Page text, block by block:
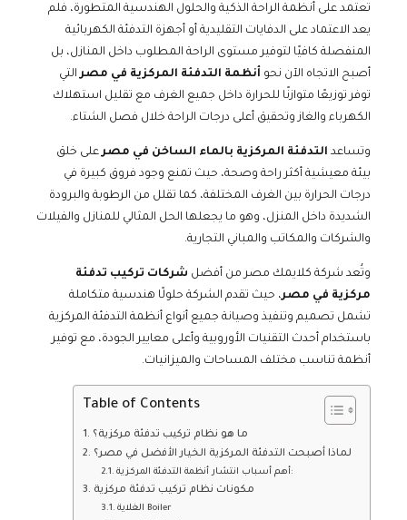
تعتمد على أنظمة الراحة الذكية والحلول الهندسية المتطورة، فلم
يعد الاعتماد على الدفايات التقليدية أو أجهزة التدفئة الكهربائية
المنفصلة كافيًا لتوفير مستوى الراحة المطلوب داخل المنازل، بل
أصبح الاتجاه الآن نحو أنظمة التدفئة المركزية في مصرالتي
توفر توزيعًا متوازنًا للحرارة داخل جميع الغرف مع تقليل استهلاك
الكهرباء والغاز وتحقيق أعلى درجات الراحة خلال فصل الشتاء.
وتساعد التدفئة المركزية بالماء الساخن في مصرعلى خلق
بيئة معيشية أكثر راحة وصحة، حيث تمنع وجود فروق كبيرة في
درجات الحرارة بين الغرف المختلفة، كما تقلل من الرطوبة والبرودة
الشديدة داخل المنزل، وهو ما يجعلها الحل المثالي للمنازل والفيلات
والشركات والمكاتب والمباني التجارية.
وتُعد شركة كلايمك مصر من أفضل شركات تركيب تدفئة
مركزية في مصر، حيث تقدم الشركة حلولًا هندسية متكاملة
تشمل تصميم وتنفيذ وصيانة جميع أنواع أنظمة التدفئة المركزية
باستخدام أحدث التقنيات الأوروبية وأعلى معايير الجودة، مع توفير
أنظمة تناسب مختلف المساحات والميزانيات.
Table of Contents
ما هو نظام تركيب تدفئة مركزية؟
لماذا أصبحت التدفئة المركزية الخيار الأفضل في مصر؟
أهم أسباب انتشار أنظمة التدفئة المركزية:
مكونات نظام تركيب تدفئة مركزية
الغلاية Boiler